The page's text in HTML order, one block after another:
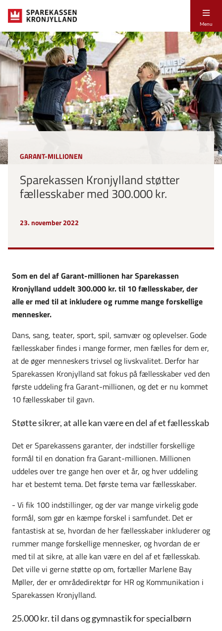
Menu
GARANT-MILLIONEN
Sparekassen Kronjylland støtter
fællesskaber med 300.000 kr.
23. november 2022
Som en del af Garant-millionen har Sparekassen
Kronjylland uddelt 300.000 kr. til 10 fællesskaber, der
alle er med til at inkludere og rumme mange forskellige
mennesker.
Dans, sang, teater, sport, spil, samvær og oplevelser. Gode
fællesskaber findes i mange former, men fælles for dem er,
at de øger menneskers trivsel og livskvalitet. Derfor har
Sparekassen Kronjylland sat fokus på fællesskaber ved den
første uddeling fra Garant-millionen, og det er nu kommet
10 fællesskaber til gavn.
Støtte sikrer, at alle kan være en del af et fællesskab
Det er Sparekassens garanter, der indstiller forskellige
formål til en donation fra Garant-millionen. Millionen
uddeles over tre gange hen over et år, og hver uddeling
har et bestemt tema. Det første tema var fællesskaber.
- Vi fik 100 indstillinger, og der var mange virkelig gode
formål, som gør en kæmpe forskel i samfundet. Det er
fantastisk at se, hvordan de her fællesskaber inkluderer og
rummer mange forskellige mennesker, og hvordan de er
med til at sikre, at alle kan være en del af et fællesskab.
Det ville vi gerne støtte op om, fortæller Marlene Bay
Møller, der er områdedirektør for HR og Kommunikation i
Sparekassen Kronjylland.
25.000 kr. til dans og gymnastik for specialbørn